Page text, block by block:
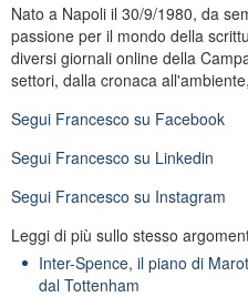
Nato a Napoli il 30/9/1980, da
passione per il mondo della
diversi giornali online della
settori, dalla cronaca
Segui Francesco su Facebook
Segui Francesco su Linkedin
Segui Francesco su Instagram
Leggi di più sullo stesso
Inter-Spence, il piano di
dal Tottenham